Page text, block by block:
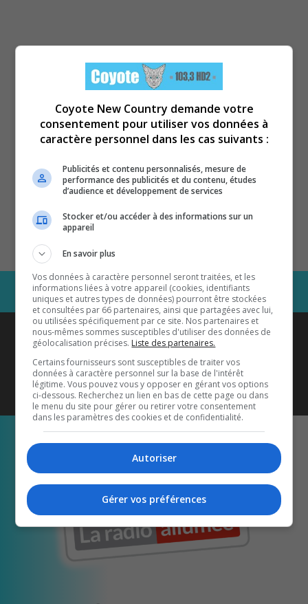
Coyote New Countryest diffusé
également sur1033 HD2
Écoutez-nous aussi sur…
Coyote New Country demande votre
consentement pour utiliser vos données à
caractère personnel dans les cas suivants :
Publicités et contenu personnalisés, mesure de
performance des publicités et du contenu, études
d’audience et développement de services
Stocker et/ou accéder à des informations sur un
appareil
En savoir plus
Vos données à caractère personnel seront traitées, et les
informations liées à votre appareil (cookies, identifiants
uniques et autres types de données) pourront être stockées
et consultées par 66 partenaires, ainsi que partagées avec lui,
ou utilisées spécifiquement par ce site. Nos partenaires et
nous-mêmes sommes susceptibles d'utiliser des données de
géolocalisation précises. Liste des partenaires.
Certains fournisseurs sont susceptibles de traiter vos
données à caractère personnel sur la base de l'intérêt
légitime. Vous pouvez vous y opposer en gérant vos options
ci-dessous. Recherchez un lien en bas de cette page ou dans
le menu du site pour gérer ou retirer votre consentement
dans les paramètres des cookies et de confidentialité.
Autoriser
Gérer vos préférences